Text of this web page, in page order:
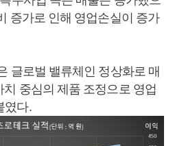
증가로 인해 영업손실이 증가
글로벌 밸류체인 정상화로 매
중심의 제품 조정으로 영업
였다.